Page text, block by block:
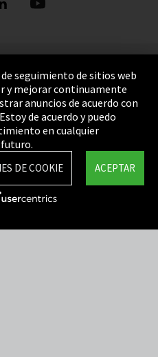
seguimiento de sitios web
y mejorar continuamente
anuncios de acuerdo con
de acuerdo y puedo
en cualquier
ACEPTAR
DE COOKIE